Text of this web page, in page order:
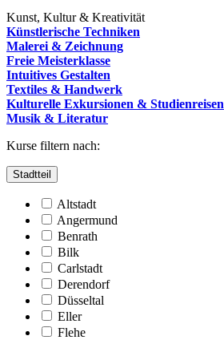
Kunst, Kultur & Kreativität
Künstlerische Techniken
Malerei & Zeichnung
Freie Meisterklasse
Intuitives Gestalten
Textiles & Handwerk
Kulturelle Exkursionen & Studienreisen
Musik & Literatur
Kurse filtern nach:
Stadtteil
Altstadt
Angermund
Benrath
Bilk
Carlstadt
Derendorf
Düsseltal
Eller
Flehe